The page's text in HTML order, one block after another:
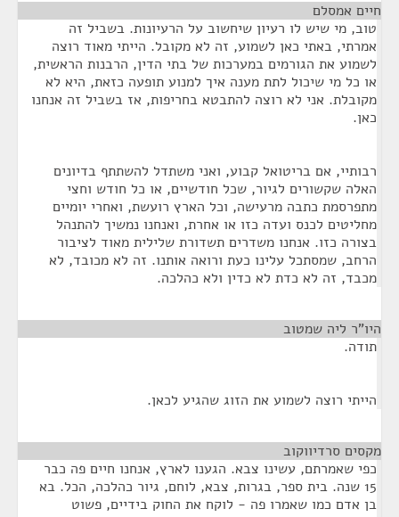
חיים אמסלם
טוב, מי שיש לו רעיון שיחשוב על הרעיונות. בשביל זה
אמרתי, באתי כאן לשמוע, זה לא מקובל. הייתי מאוד רוצה
לשמוע את הגורמים במערכות של בתי הדין, הרבנות הראשית,
או כל מי שיכול לתת מענה איך למנוע תופעה כזאת, היא לא
מקובלת. אני לא רוצה להתבטא בחריפות, אז בשביל זה אנחנו
כאן.
רבותיי, אם בריטואל קבוע, ואני משתדל להשתתף בדיונים
האלה שקשורים לגיור, שכל חודשיים, או כל חודש וחצי
מתפרסמת כתבה מרעישה, וכל הארץ רועשת, ואחרי יומיים
מחליטים לכנס ועדה כזו או אחרת, ואנחנו נמשיך להתנהל
בצורה כזו. אנחנו משדרים תשדורת שלילית מאוד לציבור
הרחב, שמסתכל עלינו כעת ורואה אותנו. זה לא מכובד, לא
מכבד, זה לא כדת לא כדין ולא כהלכה.
היו"ר ליה שמטוב
תודה.
הייתי רוצה לשמוע את הזוג שהגיע לכאן.
מקסים סרדיווקוב
כפי שאמרתם, עשינו צבא. הגענו לארץ, אנחנו חיים פה כבר
15 שנה. בית ספר, בגרות, צבא, לוחם, גיור כהלכה, הכל. בא
בן אדם כמו שאמרו פה - לוקח את החוק בידיים, פשוט